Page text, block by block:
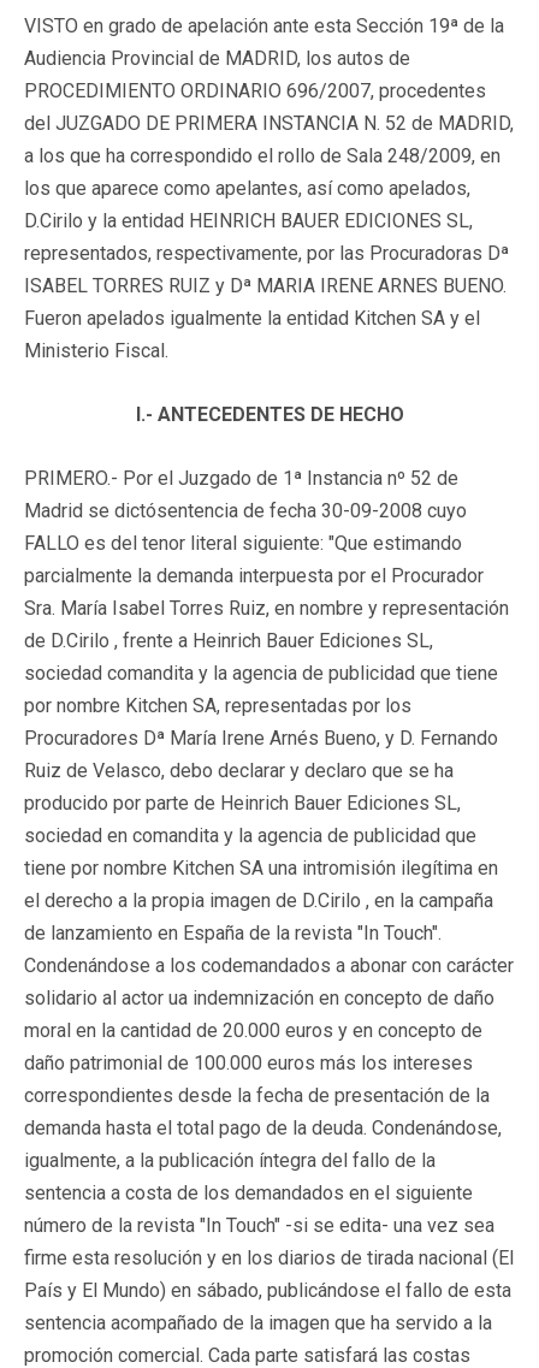
VISTO en grado de apelación ante esta Sección 19ª de la
Audiencia Provincial de MADRID, los autos de
PROCEDIMIENTO ORDINARIO 696/2007, procedentes
del JUZGADO DE PRIMERA INSTANCIA N. 52 de MADRID,
a los que ha correspondido el rollo de Sala 248/2009, en
los que aparece como apelantes, así como apelados,
D.Cirilo y la entidad HEINRICH BAUER EDICIONES SL,
representados, respectivamente, por las Procuradoras Dª
ISABEL TORRES RUIZ y Dª MARIA IRENE ARNES BUENO.
Fueron apelados igualmente la entidad Kitchen SA y el
Ministerio Fiscal.
I.- ANTECEDENTES DE HECHO
PRIMERO.- Por el Juzgado de 1ª Instancia nº 52 de
Madrid se dictósentencia de fecha 30-09-2008 cuyo
FALLO es del tenor literal siguiente: "Que estimando
parcialmente la demanda interpuesta por el Procurador
Sra. María Isabel Torres Ruiz, en nombre y representación
de D.Cirilo , frente a Heinrich Bauer Ediciones SL,
sociedad comandita y la agencia de publicidad que tiene
por nombre Kitchen SA, representadas por los
Procuradores Dª María Irene Arnés Bueno, y D. Fernando
Ruiz de Velasco, debo declarar y declaro que se ha
producido por parte de Heinrich Bauer Ediciones SL,
sociedad en comandita y la agencia de publicidad que
tiene por nombre Kitchen SA una intromisión ilegítima en
el derecho a la propia imagen de D.Cirilo , en la campaña
de lanzamiento en España de la revista "In Touch".
Condenándose a los codemandados a abonar con carácter
solidario al actor ua indemnización en concepto de daño
moral en la cantidad de 20.000 euros y en concepto de
daño patrimonial de 100.000 euros más los intereses
correspondientes desde la fecha de presentación de la
demanda hasta el total pago de la deuda. Condenándose,
igualmente, a la publicación íntegra del fallo de la
sentencia a costa de los demandados en el siguiente
número de la revista "In Touch" -si se edita- una vez sea
firme esta resolución y en los diarios de tirada nacional (El
País y El Mundo) en sábado, publicándose el fallo de esta
sentencia acompañado de la imagen que ha servido a la
promoción comercial. Cada parte satisfará las costas